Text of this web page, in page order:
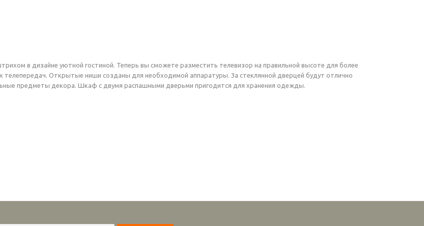
в дизайне уютной гостиной. Теперь вы сможете разместить телевизор на правильной высоте для более
Открытые ниши созданы для необходимой аппаратуры. За стеклянной дверцей будут отлично
предметы декора. Шкаф с двумя распашными дверьми пригодится для хранения одежды.